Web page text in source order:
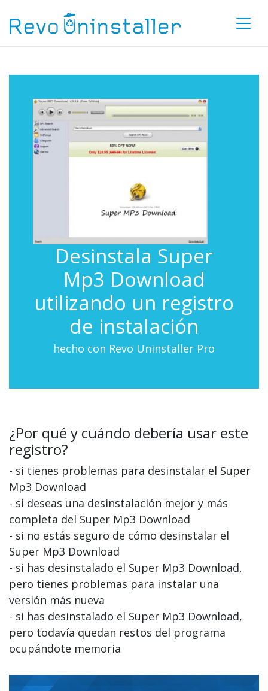
Desinstala Super
Mp3 Download
utilizando un registro
de instalación
hecho con Revo Uninstaller Pro
¿Por qué y cuándo debería usar este
registro?
- si tienes problemas para desinstalar el Super
Mp3 Download
- si deseas una desinstalación mejor y más
completa del Super Mp3 Download
- si no estás seguro de cómo desinstalar el
Super Mp3 Download
- si has desinstalado el Super Mp3 Download,
pero tienes problemas para instalar una
versión más nueva
- si has desinstalado el Super Mp3 Download,
pero todavía quedan restos del programa
ocupándote memoria